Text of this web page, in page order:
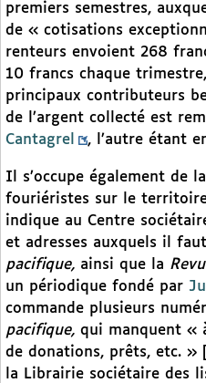
premiers semestres,
de « cotisations
renteurs envoient 268
10 francs chaque
principaux contributeurs
de l’argent collecté est
Cantagrel
, l’autre étant
Il s’occupe également de
fouriéristes sur le territoire
indique au Centre
et adresses auxquels il
pacifique, ainsi que la
un périodique fondé par
commande plusieurs
pacifique, qui manquent «
de donations, prêts, etc. »
la Librairie sociétaire des